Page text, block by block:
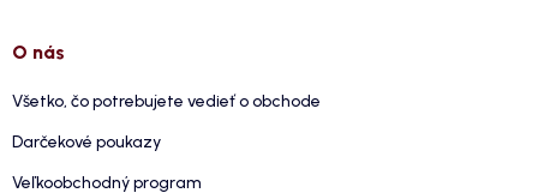
O nás
Všetko, čo potrebujete vedieť o obchode
Darčekové poukazy
Veľkoobchodný program